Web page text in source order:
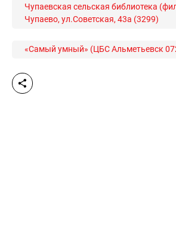
Чупаевская сельская библиотека
Чупаево, ул.Советская, 43а (3299)
«Самый умный» (ЦБС Альметьевск